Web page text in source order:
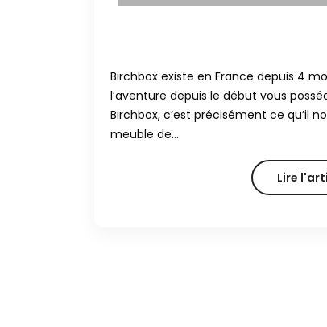
Birchbox existe en France depuis 4
l’aventure depuis le début vous
Birchbox, c’est précisément ce qu’il
meuble de…
Lire